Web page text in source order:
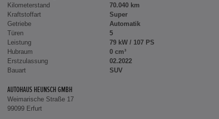
Kilometerstand
70.040 km
Kraftstoffart
Super
Getriebe
Automatik
Türen
5
Leistung
79 kW / 107 PS
Hubraum
0 cm³
Erstzulassung
02.2022
Bauart
SUV
AUTOHAUS HEUNSCH GMBH
Weimarische Straße 17
99099 Erfurt